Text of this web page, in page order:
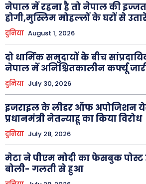
नेपाल में रहना है तो नेपाल की
होगी,मुस्लिम मोहल्लों के घरों से
दुनिया August 1, 2026
दो धार्मिक समुदायों के बीच
नेपाल में अनिश्चितकालीन कर्फ्यू
दुनिया July 30, 2026
इजराइल के लीडर ऑफ अपोजिशन
प्रधानमंत्री नेतन्याहू का किया विरोध
दुनिया July 28, 2026
मेटा ने पीएम मोदी का फेसबुक पोस्ट
बोली- गलती से हुआ